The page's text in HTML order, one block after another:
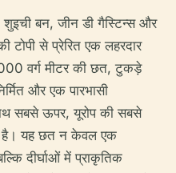
शुइची बन, जीन डी गैस्टिन्स और
टोपी से प्रेरित एक लहरदार
वर्ग मीटर की छत, टुकड़े
और एक पारभासी
सबसे ऊपर, यूरोप की सबसे
है। यह छत न केवल एक
दीर्घाओं में प्राकृतिक